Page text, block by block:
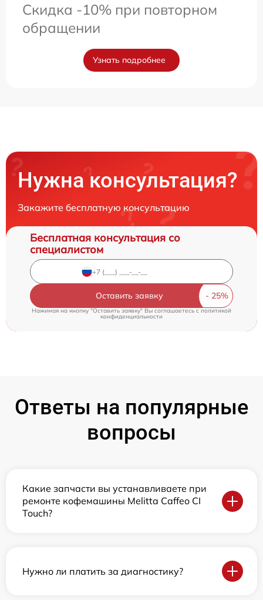
Скидка -10% при повторном
обращении
Узнать подробнее
Нужна консультация?
Закажите бесплатную консультацию
Бесплатная консультация со
специалистом
Оставить заявку
Нажимая на кнопку "Оставить заявку" Вы соглашаетесь cполитикой
конфиденциальности
Ответы на популярные
вопросы
Какие запчасти вы устанавливаете при
ремонте кофемашины Melitta Caffeo CI
Touch?
Нужно ли платить за диагностику?